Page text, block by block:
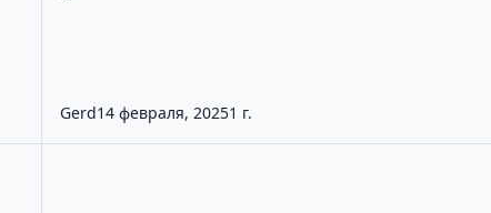
Gerd14 февраля, 20251 г.